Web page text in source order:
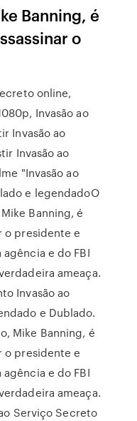
Banning, é
o
online,
Invasão ao
Invasão ao
Invasão ao
"Invasão ao
e legendadoO
Banning, é
o presidente e
e do FBI
ameaça.
Invasão ao
e Dublado.
Mike Banning, é
o presidente e
e do FBI
ameaça.
Serviço Secreto